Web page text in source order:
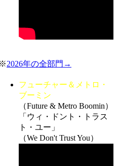
※2026年の全部門→
フューチャー＆メトロ・
ブーミン
（Future & Metro Boomin）
「ウィ・ドント・トラス
ト・ユー」
（We Don't Trust You）